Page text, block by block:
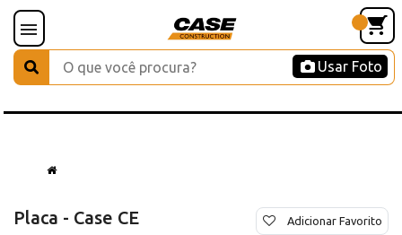
Usar Foto
Placa - Case CE Adicionar Favorito